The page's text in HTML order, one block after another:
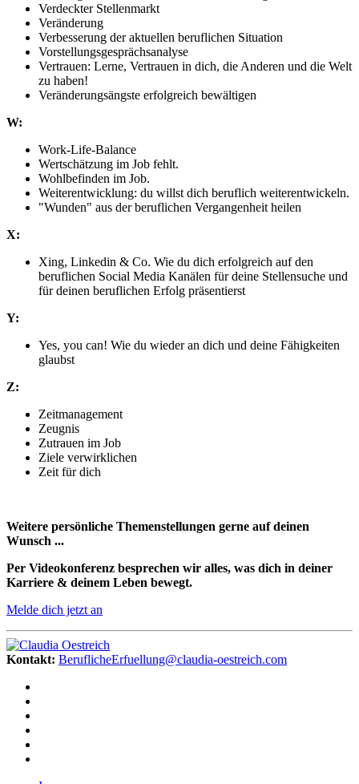
Verdeckter Stellenmarkt
Veränderung
Verbesserung der aktuellen beruflichen Situation
Vorstellungsgesprächsanalyse
Vertrauen: Lerne, Vertrauen in dich, die Anderen und die Welt
zu haben!
Veränderungsängste erfolgreich bewältigen
W:
Work-Life-Balance
Wertschätzung im Job fehlt.
Wohlbefinden im Job.
Weiterentwicklung: du willst dich beruflich weiterentwickeln.
"Wunden" aus der beruflichen Vergangenheit heilen
X:
Xing, Linkedin & Co. Wie du dich erfolgreich auf den
beruflichen Social Media Kanälen für deine Stellensuche und
für deinen beruflichen Erfolg präsentierst
Y:
Yes, you can! Wie du wieder an dich und deine Fähigkeiten
glaubst
Z:
Zeitmanagement
Zeugnis
Zutrauen im Job
Ziele verwirklichen
Zeit für dich
Weitere persönliche Themenstellungen gerne auf deinen
Wunsch ...
Per Videokonferenz besprechen wir alles, was dich in deiner
Karriere & deinem Leben bewegt.
Melde dich jetzt an
Kontakt: BeruflicheErfuellung@claudia-oestreich.com